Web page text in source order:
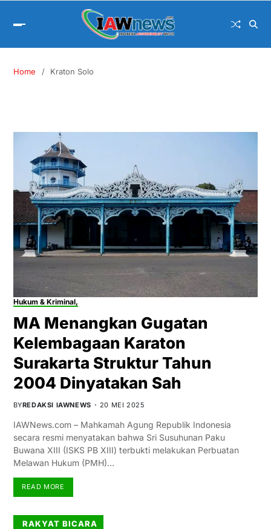
Home Kraton Solo
Hukum & Kriminal,
MA Menangkan Gugatan
Kelembagaan Karaton
Surakarta Struktur Tahun
2004 Dinyatakan Sah
BYREDAKSI IAWNEWS 20 MEI 2025
IAWNews.com – Mahkamah Agung Republik Indonesia
secara resmi menyatakan bahwa Sri Susuhunan Paku
Buwana XIII (ISKS PB XIII) terbukti melakukan Perbuatan
Melawan Hukum (PMH)…
READ MORE
RAKYAT BICARA